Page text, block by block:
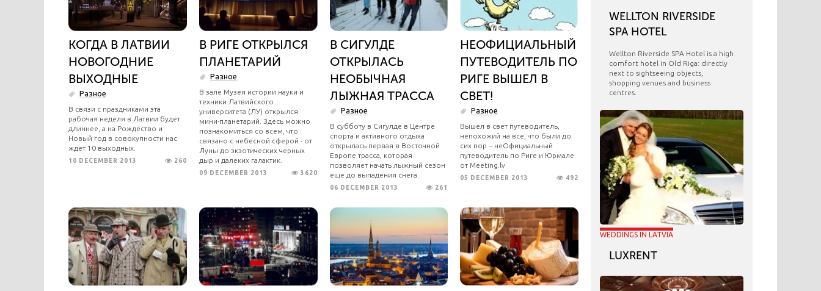
КОГДА В ЛАТВИИ
НОВОГОДНИЕ
ВЫХОДНЫЕ
Разное
В связи с праздниками эта
рабочая неделя в Латвии будет
длиннее, а на Рождество и
Новый год в совокупности нас
ждет 10 выходных.
10 DECEMBER 2013 260
В РИГЕ ОТКРЫЛСЯ
ПЛАНЕТАРИЙ
Разное
В зале Музея истории науки и
техники Латвийского
университета (ЛУ) открылся
мини-планетарий. Здесь можно
познакомиться со всем, что
связано с небесной сферой - от
Луны до экзотических черных
дыр и далеких галактик.
09 DECEMBER 2013 3620
В СИГУЛДЕ
ОТКРЫЛАСЬ
НЕОБЫЧНАЯ
ЛЫЖНАЯ ТРАССА
Разное
В субботу в Сигулде в Центре
спорта и активного отдыха
открылась первая в Восточной
Европе трасса, которая
позволяет начать лыжный сезон
еще до выпадения снега.
06 DECEMBER 2013 261
НЕОФИЦИАЛЬНЫЙ
ПУТЕВОДИТЕЛЬ ПО
РИГЕ ВЫШЕЛ В
СВЕТ!
Разное
Вышел в свет путеводитель,
непохожий на все, что были до
сих пор – неОфициальный
путеводитель по Риге и Юрмале
от Meeting.lv
05 DECEMBER 2013 492
WELLTON RIVERSIDE
SPA HOTEL
Wellton Riverside SPA Hotel is a high
comfort hotel in Old Riga: directly
next to sightseeing objects,
shopping venues and business
centres.
WEDDINGS IN LATVIA
LUXRENT